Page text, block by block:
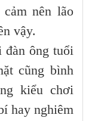
nên lão
vậy.
ông tuổi
cũng bình
kiểu chơi
hay nghiêm